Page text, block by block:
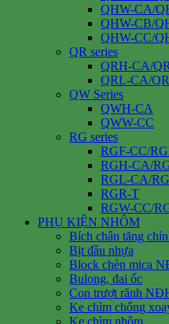
QHW-CA/
QHW-CB/
QHW-CC/
QR series
QRH-CA/
QRL-CA/
QW Series
QWH-CA
QWW-CC
RG series
RGF-CC/
RGH-CA/
RGL-CA/
RGR-T
RGW-CC/
PHỤ KIỆN NHÔM
Bích chân tăng
Bịt đầu nhựa
Block chèn mica
Bulong, đai ốc
Con trượt rãnh
Ke chìm chống
Ke chìm nhôm